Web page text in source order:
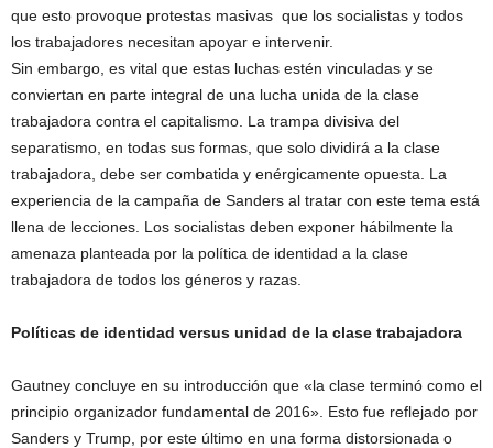
que esto provoque protestas masivas que los socialistas y todos
los trabajadores necesitan apoyar e intervenir.
Sin embargo, es vital que estas luchas estén vinculadas y se
conviertan en parte integral de una lucha unida de la clase
trabajadora contra el capitalismo. La trampa divisiva del
separatismo, en todas sus formas, que solo dividirá a la clase
trabajadora, debe ser combatida y enérgicamente opuesta. La
experiencia de la campaña de Sanders al tratar con este tema está
llena de lecciones. Los socialistas deben exponer hábilmente la
amenaza planteada por la política de identidad a la clase
trabajadora de todos los géneros y razas.
Políticas de identidad versus unidad de la clase trabajadora
Gautney concluye en su introducción que «la clase terminó como el
principio organizador fundamental de 2016». Esto fue reflejado por
Sanders y Trump, por este último en una forma distorsionada o